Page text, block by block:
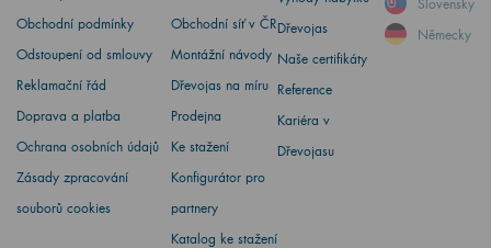
Obchodní podmínky
Odstoupení od smlouvy
Reklamační řád
Doprava a platba
Ochrana osobních údajů
Zásady zpracování
souborů cookies
Obchodní síť v ČR
Montážní návody
Dřevojas na míru
Prodejna
Ke stažení
Konfigurátor pro
partnery
Katalog ke stažení
Dřevojas
Naše certifikáty
Reference
Kariéra v
Dřevojasu
Slovensky
Německy